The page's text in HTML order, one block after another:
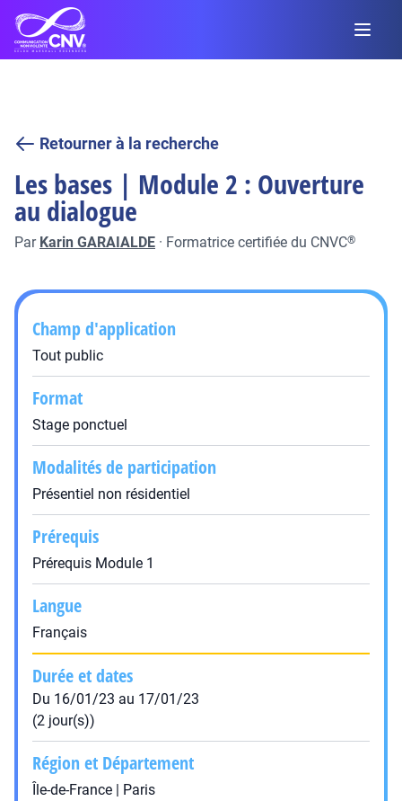
Retourner à la recherche
Les bases | Module 2 : Ouverture
au dialogue
Par Karin GARAIALDE · Formatrice certifiée du CNVC®
Champ d'application
Tout public
Format
Stage ponctuel
Modalités de participation
Présentiel non résidentiel
Prérequis
Prérequis Module 1
Langue
Français
Durée et dates
Du 16/01/23 au 17/01/23
(2 jour(s))
Région et Département
Île-de-France | Paris